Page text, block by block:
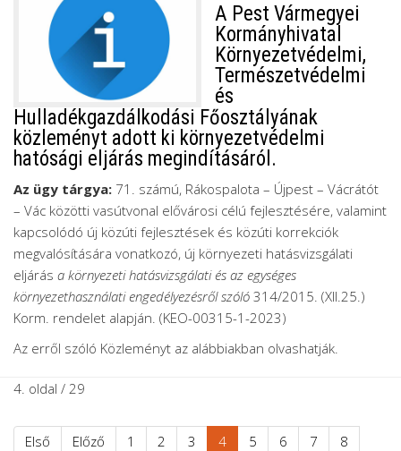
A Pest Vármegyei
Kormányhivatal
Környezetvédelmi,
Természetvédelmi
és
Hulladékgazdálkodási Főosztályának
közleményt adott ki környezetvédelmi
hatósági eljárás megindításáról.
Az ügy tárgya: 71. számú, Rákospalota – Újpest – Vácrátót
– Vác közötti vasútvonal elővárosi célú fejlesztésére, valamint
kapcsolódó új közúti fejlesztések és közúti korrekciók
megvalósítására vonatkozó, új környezeti hatásvizsgálati
eljárás a környezeti hatásvizsgálati és az egységes
környezethasználati engedélyezésről szóló 314/2015. (XII.25.)
Korm. rendelet alapján. (KEO-00315-1-2023)
Az erről szóló Közleményt az alábbiakban olvashatják.
4. oldal / 29
Első Előző 1 2 3 4 5 6 7
8